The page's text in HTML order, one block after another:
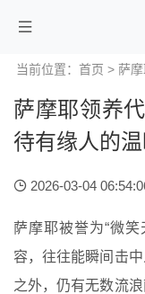
当前位置： 首页 > 萨
萨摩耶领养
待有缘人的
2026-03-04
萨摩耶被誉为“微
容，往往能瞬间击
之外，仍有无数流